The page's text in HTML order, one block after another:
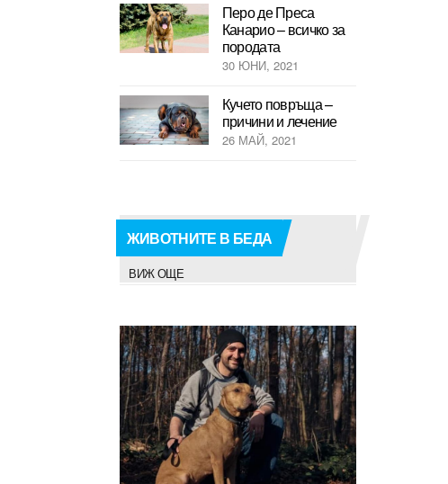
Перо де Преса
Канарио – всичко за
породата
30 ЮНИ, 2021
Кучето повръща –
причини и лечение
26 МАЙ, 2021
ЖИВОТНИТЕ В БЕДА
ВИЖ ОЩЕ